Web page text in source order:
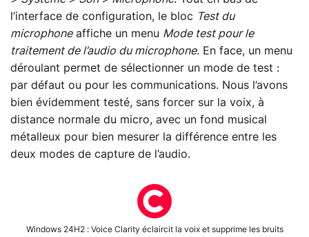
l’interface de configuration, le bloc Test du
microphoneaffiche un menu Mode test pour le
traitement de l’audio du microphone. En face, un menu
déroulant permet de sélectionner un mode de test :
par défaut ou pour les communications. Nous l’avons
bien évidemment testé, sans forcer sur la voix, à
distance normale du micro, avec un fond musical
métalleux pour bien mesurer la différence entre les
deux modes de capture de l’audio.
Windows 24H2 : Voice Clarity éclaircit la voix et supprime les bruits